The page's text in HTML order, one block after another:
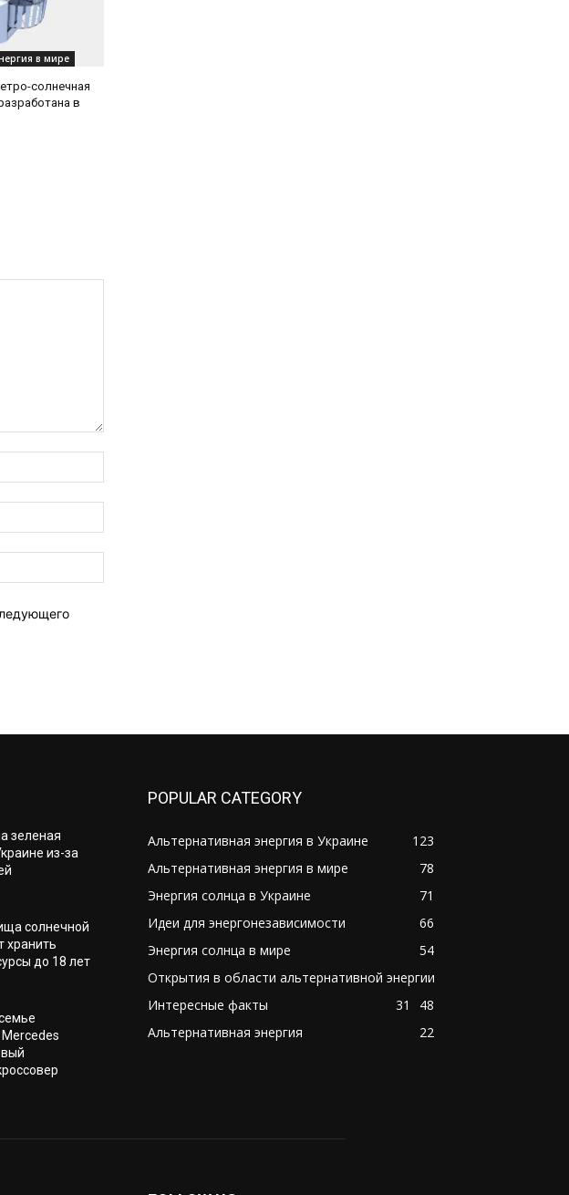
в мире
солнечная
в
почта:*
Сайт:
зеленая
из-за
солнечной
хранить
до 18 лет
POPULAR CATEGORY
Альтернативная энергия в Украине
123
Альтернативная энергия в мире
78
Энергия солнца в Украине
71
Идеи для энергонезависимости
66
Энергия солнца в мире
54
Открытия в области альтернативной энергии
48
Интересные факты
31
Альтернативная энергия
22